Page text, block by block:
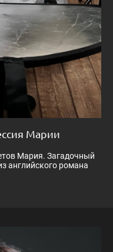
Марии
Мария. Загадочный
английского романа